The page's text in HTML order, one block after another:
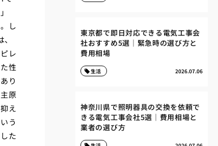
し
レ
性
り
原
え
う
た
東京都で即日対応できる電気工事会
社おすすめ5選｜緊急時の選び方と
費用相場
2026.07.06
生活
神奈川県で照明器具の交換を依頼で
きる電気工事会社5選｜費用相場と
業者の選び方